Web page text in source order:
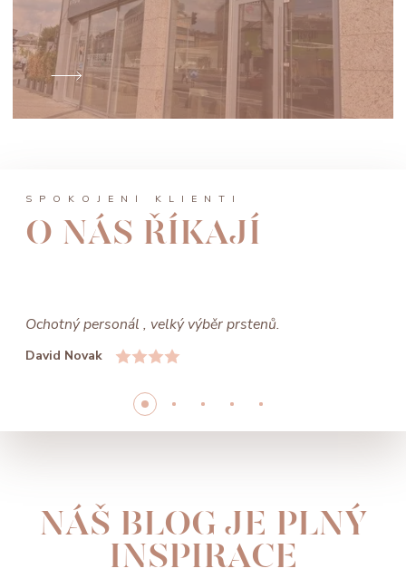
SPOKOJENÍ KLIENTI
O NÁS ŘÍKAJÍ
Ochotný personál , velký výběr prstenů.
David Novak
NÁŠ BLOG JE PLNÝ
INSPIRACE